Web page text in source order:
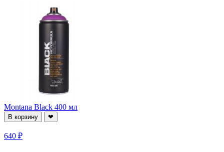
Montana Black 400 мл
В корзину ❤
640 ₽